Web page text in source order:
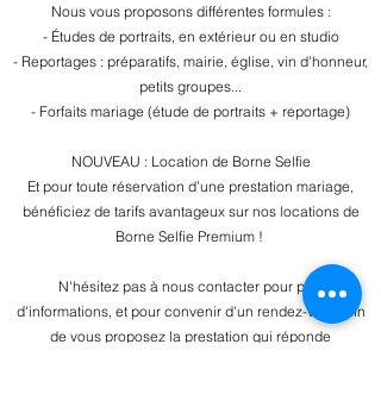
Nous vous proposons différentes formules :
- Études de portraits, en extérieur ou en studio
- Reportages : préparatifs, mairie, église, vin d'honneur,
petits groupes...
- Forfaits mariage (étude de portraits + reportage)
NOUVEAU : Location de Borne Selfie
Et pour toute réservation d’une prestation mariage,
bénéficiez de tarifs avantageux sur nos locations de
Borne Selfie Premium !
N'hésitez pas à nous contacter pour plus
d'informations, et pour convenir d'un rendez-vous afin
de vous proposez la prestation qui réponde